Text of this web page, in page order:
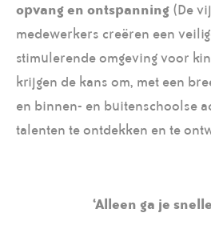
opvang en ontspanning (De
medewerkers creëren een
stimulerende omgeving voor
krijgen de kans om, met een
en binnen- en buitenschoolse
talenten te ontdekken en te
‘Alleen ga je sneller,